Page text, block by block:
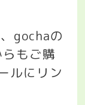
gochaの
もご購
ルにリン